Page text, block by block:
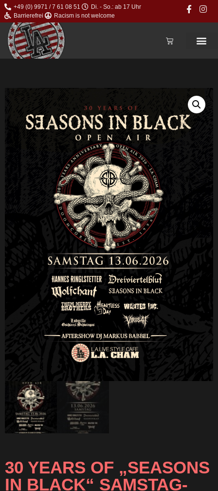
+49 (0) 9971 / 7 61 08 51
Di. - So.: ab 17 Uhr
Barrierefrei
Racism is not welcome
30 YEARS OF „SEASONS
IN BLACK“ SAMSTAG-